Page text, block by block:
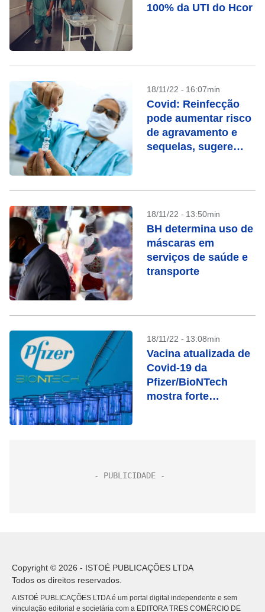
100% da UTI do Hcor
18/11/22 - 16:07min
Covid: Reinfecção
pode aumentar risco
de agravamento e
sequelas, sugere
18/11/22 - 13:50min
BH determina uso de
máscaras em
serviços de saúde e
transporte
18/11/22 - 13:08min
Vacina atualizada de
Covid-19 da
Pfizer/BioNTech
mostra forte
Copyright © 2026 - ISTOÉ PUBLICAÇÕES LTDA
Todos os direitos reservados.
A ISTOÉ PUBLICAÇÕES LTDA é um portal digital independente e sem
vinculação editorial e societária com a EDITORA TRES COMÉRCIO DE